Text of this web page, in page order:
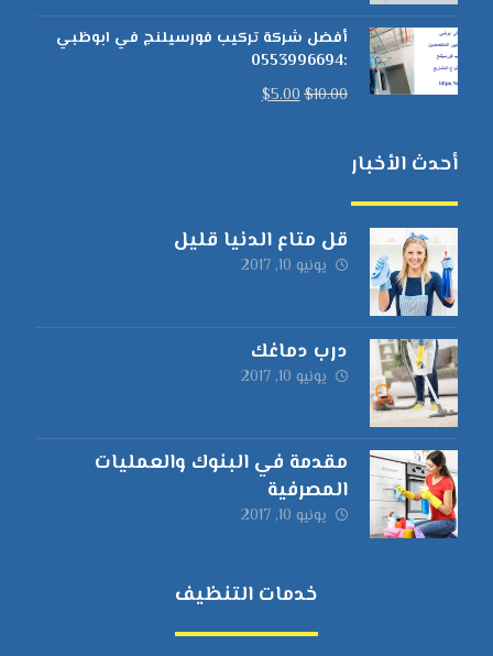
أفضل شركة تركيب فورسيلنج في ابوظبي
:0553996694
$10.00
$5.00
أحدث الأخبار
قل متاع الدنيا قليل
يونيو 10, 2017
درب دماغك
يونيو 10, 2017
مقدمة في البنوك والعمليات
المصرفية
يونيو 10, 2017
خدمات التنظيف